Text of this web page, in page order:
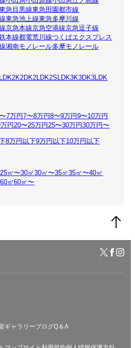
急目黒線東急田園都市線
東急池上線東急多摩川線
京急本線京急空港線京急逗子線
本線都電荒川線つくばエクスプレス
湘南モノレール多摩モノレール
2K2DK2LDK2SLDK3K3DK3LDK
7万円7〜8万円8〜9万円9〜10万円
円 20〜25万円 25〜30万円30万円〜
8万円以下9万円以下10万円以下
25㎡〜30㎡30㎡〜35㎡35㎡〜40㎡
㎡60㎡〜
ギャラリーブログQ＆A